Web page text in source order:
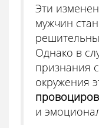
Эти
мужчин
Однако в
признания
окружения
и